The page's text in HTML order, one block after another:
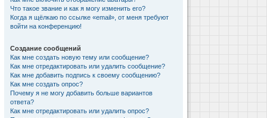
Что такое звание и как я могу изменить его?
Когда я щёлкаю по ссылке «email», от меня требуют
войти на конференцию!
Создание сообщений
Как мне создать новую тему или сообщение?
Как мне отредактировать или удалить сообщение?
Как мне добавить подпись к своему сообщению?
Как мне создать опрос?
Почему я не могу добавить больше вариантов
ответа?
Как мне отредактировать или удалить опрос?